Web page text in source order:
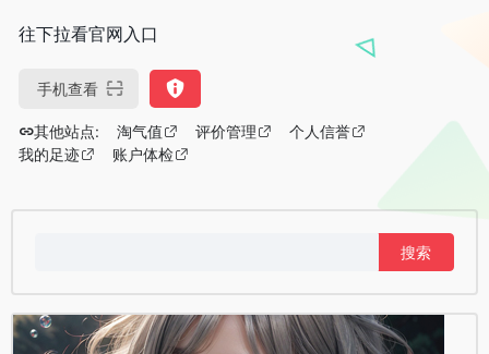
往下拉看官网入口
手机查看
其他站点: 淘气值 评价管理
个人信誉
我的足迹
账户体检